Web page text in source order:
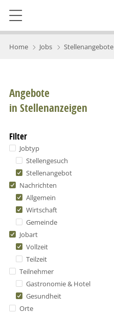
Home Jobs Stellenangebote
Angebote
in Stellenanzeigen
Filter
Jobtyp
Stellengesuch
Stellenangebot
Nachrichten
Allgemein
Wirtschaft
Gemeinde
Jobart
Vollzeit
Teilzeit
Teilnehmer
Gastronomie & Hotel
Gesundheit
Orte